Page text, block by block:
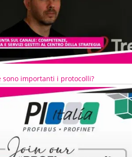
sono importanti i protocolli?